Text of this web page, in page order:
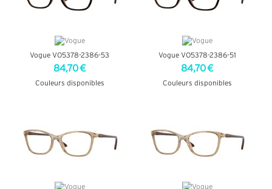
Vogue VO5378-2386-53
84,70 €
Couleurs disponibles
Vogue VO5378-2386-51
84,70 €
Couleurs disponibles